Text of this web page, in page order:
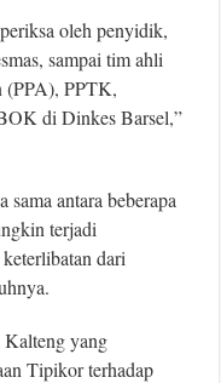
oleh penyidik,
sampai tim ahli
(PPA), PPTK,
di Dinkes Barsel,”
sama antara beberapa
terjadi
dari
yang
Tipikor terhadap